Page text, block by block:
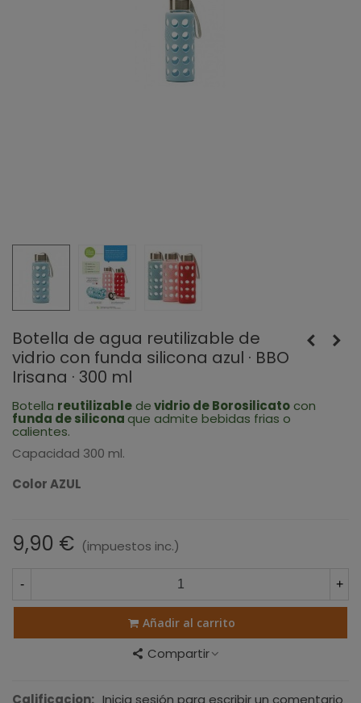
Botella de agua reutilizable de
vidrio con funda silicona azul · BBO
Irisana · 300 ml
Botella reutilizable devidrio de Borosilicato con
funda de silicona que admite bebidas frias o
calientes.
Capacidad 300 ml.
Color AZUL
9,90 € (impuestos inc.)
- +
Añadir al carrito
Compartir
Calificacion: Inicia sesión para escribir un comentario